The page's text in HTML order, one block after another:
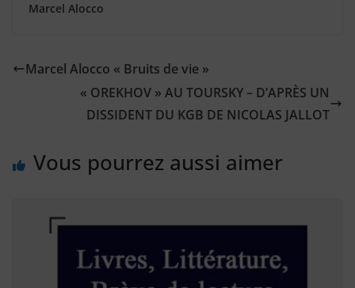
Marcel Alocco
Marcel Alocco « Bruits de vie »
« OREKHOV » AU TOURSKY – D’APRÈS UN
DISSIDENT DU KGB DE NICOLAS JALLOT
Vous pourrez aussi aimer